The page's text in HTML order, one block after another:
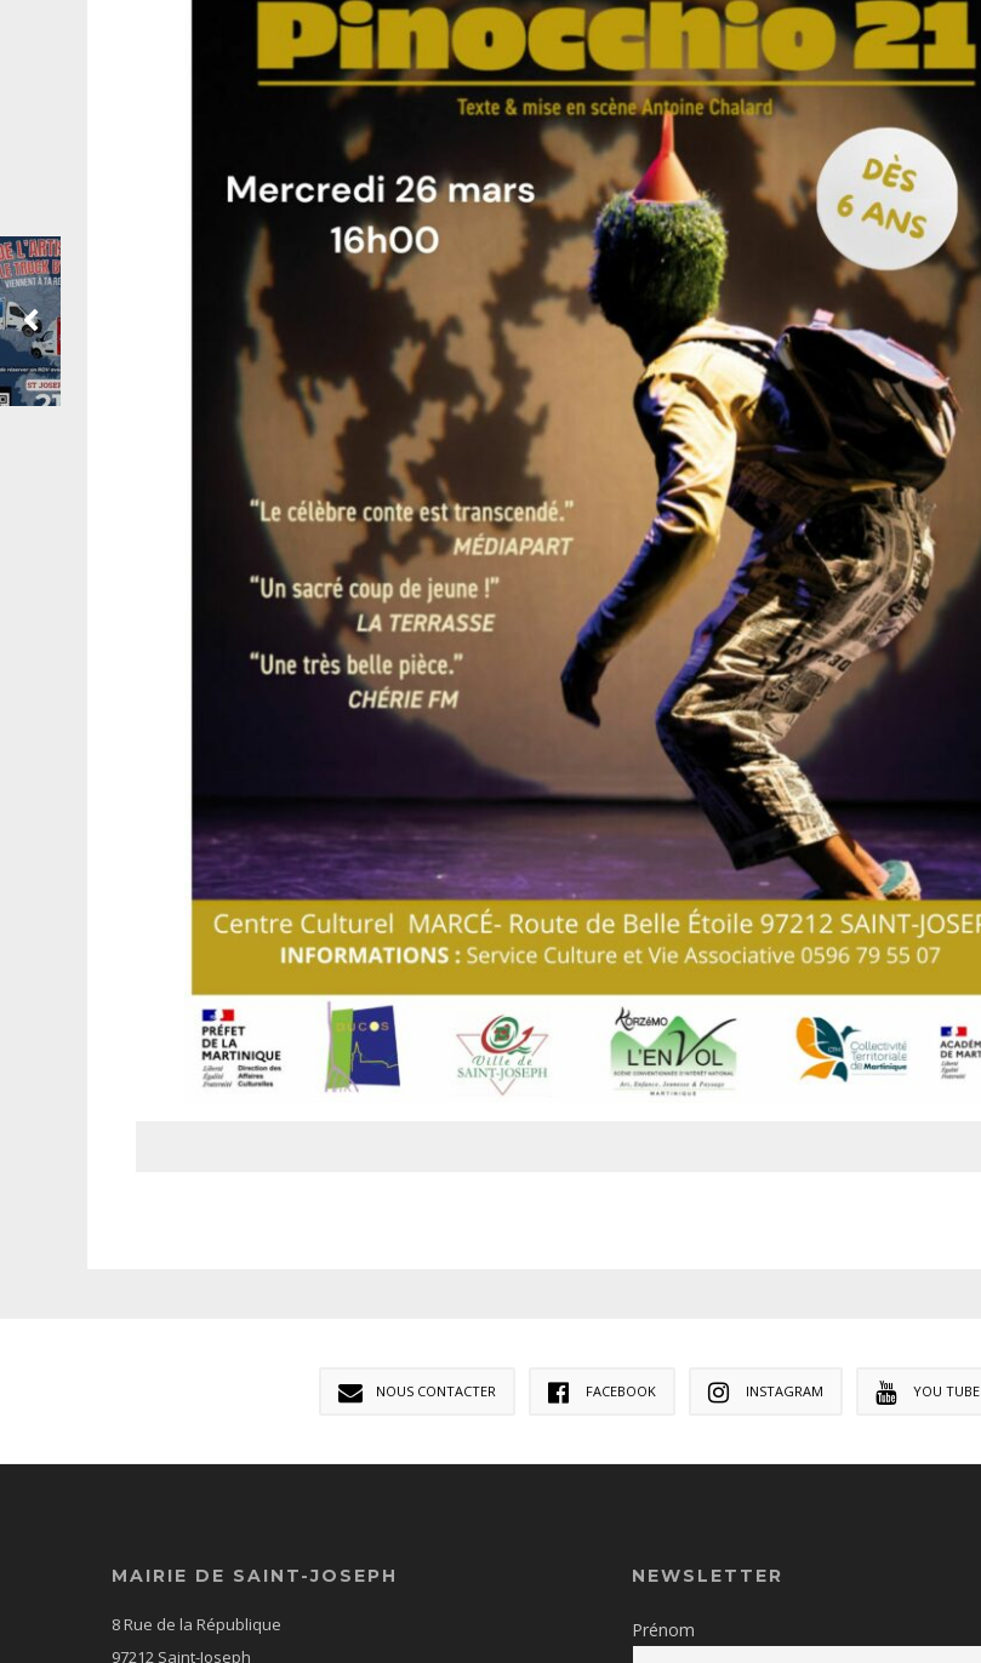
NOUS CONTACTER FACEBOOK INSTAGRAM YOU TUBE
MAIRIE DE SAINT-JOSEPH
8 Rue de la République
97212 Saint-Joseph
NEWSLETTER
Prénom